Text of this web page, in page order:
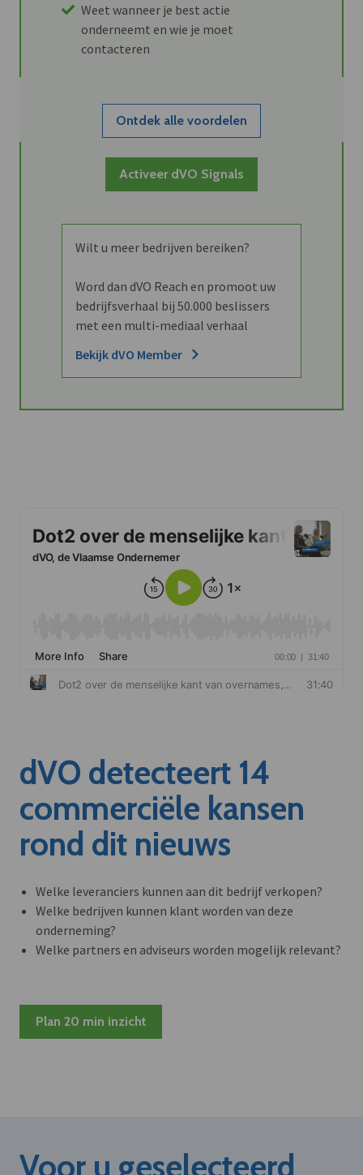
Weet wanneer je best actie
onderneemt en wie je moet
contacteren
Ontdek alle voordelen
Activeer dVO Signals
Wilt u meer bedrijven bereiken?
Word dan dVO Reach en promoot uw
bedrijfsverhaal bij 50.000 beslissers
met een multi-mediaal verhaal
Bekijk dVO Member
dVO detecteert 14
commerciële kansen
rond dit nieuws
Welke leveranciers kunnen aan dit bedrijf verkopen?
Welke bedrijven kunnen klant worden van deze
onderneming?
Welke partners en adviseurs worden mogelijk relevant?
Plan 20 min inzicht
Voor u geselecteerd